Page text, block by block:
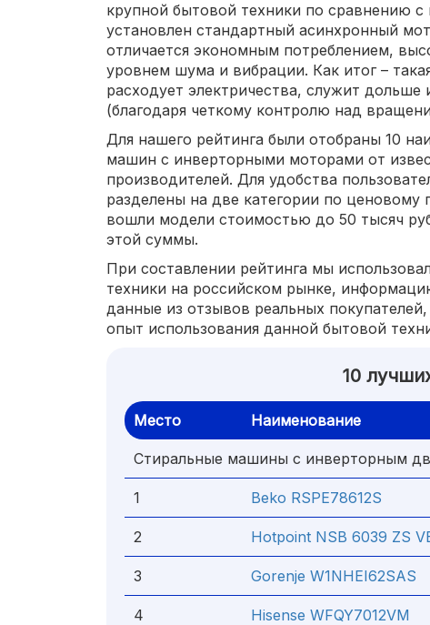
крупной бытовой техники по сравнению
установлен стандартный асинхронный
отличается экономным потреблением,
уровнем шума и вибрации. Как итог –
расходует электричества, служит
(благодаря четкому контролю над
Для нашего рейтинга были отобраны 10
машин с инверторными моторами от
производителей. Для удобства
разделены на две категории по ценовому
вошли модели стоимостью до 50 тысяч
этой суммы.
При составлении рейтинга мы
техники на российском рынке,
данные из отзывов реальных
опыт использования данной бытовой
10
Место Наименование
Стиральные машины с инверторным
1 Beko RSPE78612S
2 Hotpoint NSB 6039 ZS
3 Gorenje W1NHEI62SAS
4 Hisense WFQY7012VM